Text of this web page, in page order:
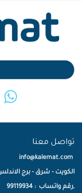
تواصل معنا
info@kalemat.com
الكويت - شرق - برج
,رقم واتساب : 99119934